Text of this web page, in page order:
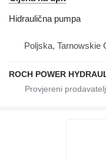
Hidraulična pumpa
Poljska, Tarnowskie
ROCH POWER